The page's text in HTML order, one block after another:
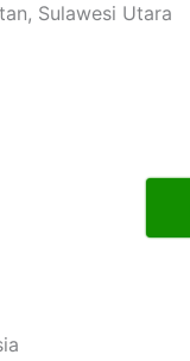
Sulawesi Utara